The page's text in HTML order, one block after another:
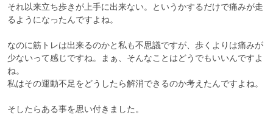
それ以来立ち歩きが上手に出来ない。というかするだけで痛みが走
るようになったんですよね。
なのに筋トレは出来るのかと私も不思議ですが、歩くよりは痛みが
少ないって感じですね。まぁ、そんなことはどうでもいいんですよ
ね。
私はその運動不足をどうしたら解消できるのか考えたんですよね。
そしたらある事を思い付きました。